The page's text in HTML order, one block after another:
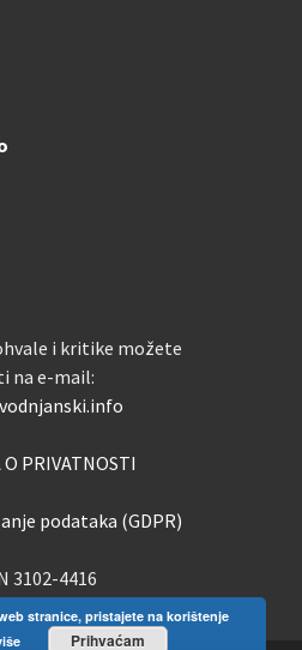
i kritike možete
na e-mail:
O PRIVATNOSTI
podataka (GDPR)
3102-4416
stranice, pristajete na korištenje
Prihvaćam